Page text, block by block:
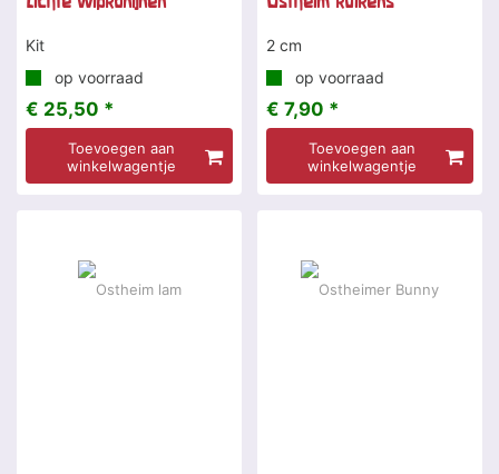
Kit
op voorraad
€ 25,50 *
Toevoegen aan
winkelwagentje
2 cm
op voorraad
€ 7,90 *
Toevoegen aan
winkelwagentje